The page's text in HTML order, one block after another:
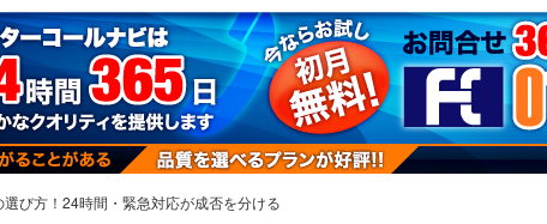
び方！24時間・緊急対応が成否を分ける